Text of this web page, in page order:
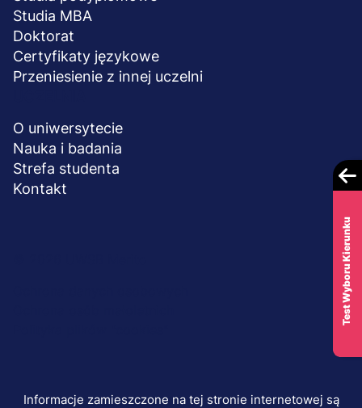
Studia MBA
Doktorat
Certyfikaty językowe
Przeniesienie z innej uczelni
O uniwersytecie
Nauka i badania
Strefa studenta
Kontakt
Informacje zamieszczone na tej stronie internetowej są
Test Wyboru Kierunku